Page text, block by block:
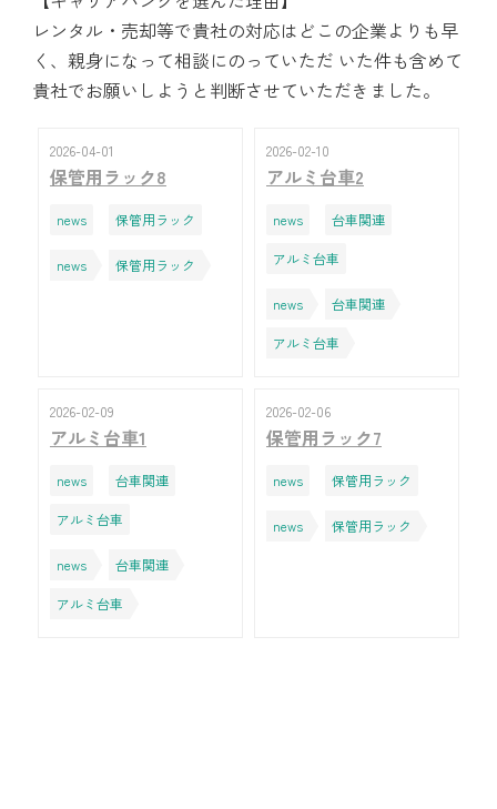
レンタル・売却等で貴社の対応はどこの企業よりも早
く、親身になって相談にのっていただ いた件も含めて
貴社でお願いしようと判断させていただきました。
2026-04-01
保管用ラック8
news 保管用ラック
news 保管用ラック
2026-02-10
アルミ台車2
news 台車関連
アルミ台車
news 台車関連
アルミ台車
2026-02-09
アルミ台車1
news 台車関連
アルミ台車
news 台車関連
アルミ台車
2026-02-06
保管用ラック7
news 保管用ラック
news 保管用ラック